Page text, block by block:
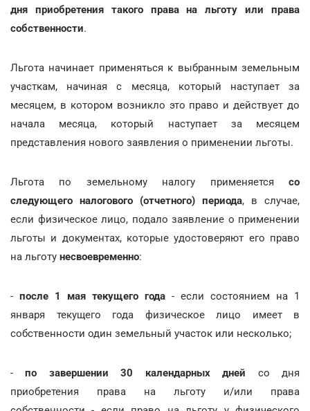
дня приобретения такого права на льготу или права
собственности.
Льгота начинает применяться к выбранным земельным
участкам, начиная с месяца, который наступает за
месяцем, в котором возникло это право и действует до
начала месяца, который наступает за месяцем
представления нового заявления о применении льготы.
Льгота по земельному налогу применяется со
следующего налогового (отчетного) периода, в случае,
если физическое лицо, подало заявление о применении
льготы и документах, которые удостоверяют его право
на льготу несвоевременно:
- после 1 мая текущего года - если состоянием на 1
января текущего года физическое лицо имеет в
собственности один земельный участок или несколько;
-по завершении 30 календарных дней со дня
приобретения права на льготу и/или права